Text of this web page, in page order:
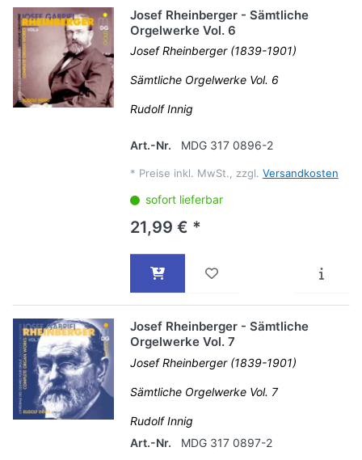
Josef Rheinberger - Sämtliche
Orgelwerke Vol. 6
Josef Rheinberger (1839-1901)
Sämtliche Orgelwerke Vol. 6
Rudolf Innig
Art.-Nr. MDG 317 0896-2
* Preise inkl. MwSt., zzgl. Versandkosten
sofort lieferbar
21,99 € *
Josef Rheinberger - Sämtliche
Orgelwerke Vol. 7
Josef Rheinberger (1839-1901)
Sämtliche Orgelwerke Vol. 7
Rudolf Innig
Art.-Nr.
MDG 317 0897-2